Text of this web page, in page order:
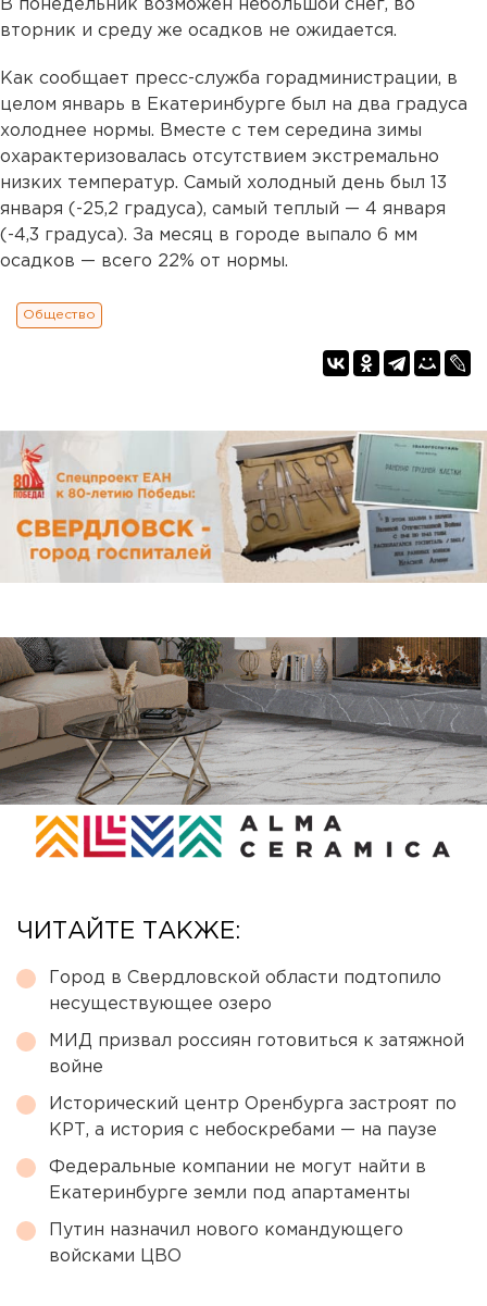
В понедельник возможен небольшой снег, во
вторник и среду же осадков не ожидается.
Как сообщает пресс-служба горадминистрации, в
целом январь в Екатеринбурге был на два градуса
холоднее нормы. Вместе с тем середина зимы
охарактеризовалась отсутствием экстремально
низких температур. Самый холодный день был 13
января (-25,2 градуса), самый теплый — 4 января
(-4,3 градуса). За месяц в городе выпало 6 мм
осадков — всего 22% от нормы.
Общество
ЧИТАЙТЕ ТАКЖЕ:
Город в Свердловской области подтопило
несуществующее озеро
МИД призвал россиян готовиться к затяжной
войне
Исторический центр Оренбурга застроят по
КРТ, а история с небоскребами — на паузе
Федеральные компании не могут найти в
Екатеринбурге земли под апартаменты
Путин назначил нового командующего
войсками ЦВО